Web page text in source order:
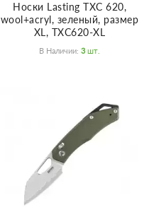
Носки Lasting TXC 620,
wool+acryl, зеленый, размер
XL, TXC620-XL
В Наличии: 3 Шт.